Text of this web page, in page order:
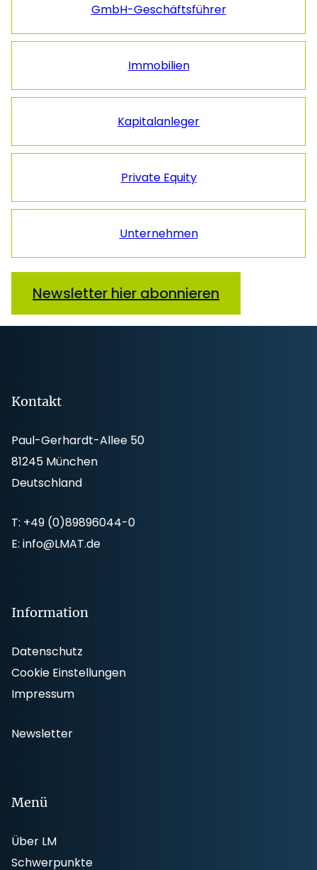
GmbH-Geschäftsführer
Immobilien
Kapitalanleger
Private Equity
Unternehmen
Newsletter hier abonnieren
Footer
Kontakt
Paul-Gerhardt-Allee 50
81245 München
Deutschland
T: +49 (0)89896044-0
E: info@LMAT.de
Information
Datenschutz
Cookie Einstellungen
Impressum
Newsletter
Menü
Über LM
Schwerpunkte